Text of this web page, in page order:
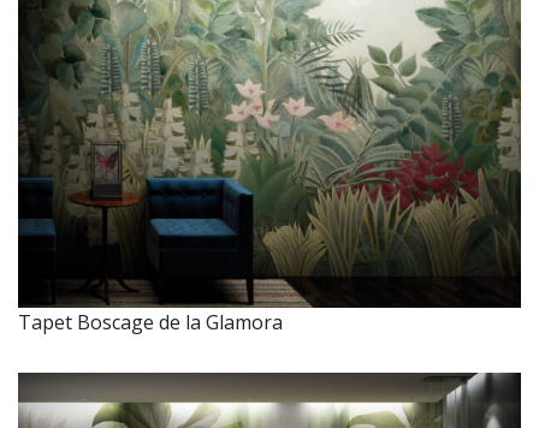
Tapet Boscage de la Glamora